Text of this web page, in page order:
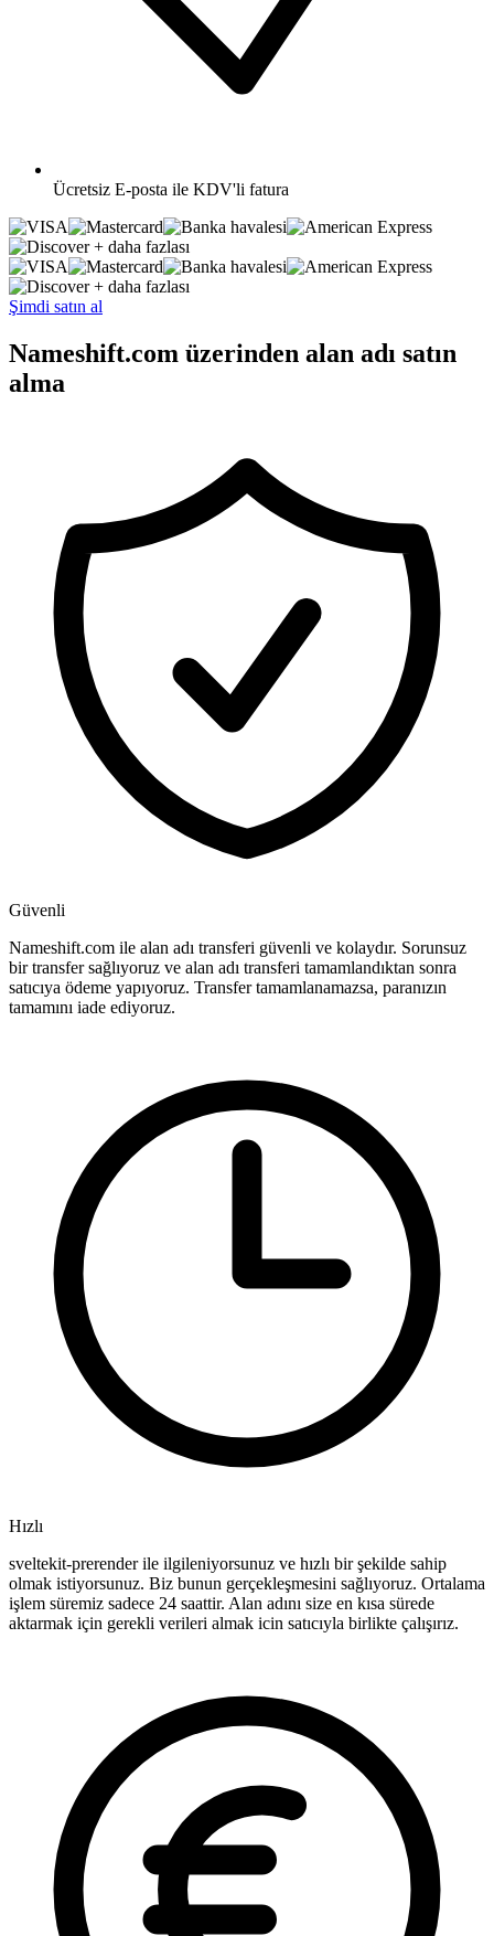
Ücretsiz E-posta ile KDV'li fatura
+ daha fazlası
+ daha fazlası
Şimdi satın al
Nameshift.com üzerinden alan adı satın
alma
Güvenli
Nameshift.com ile alan adı transferi güvenli ve kolaydır. Sorunsuz
bir transfer sağlıyoruz ve alan adı transferi tamamlandıktan sonra
satıcıya ödeme yapıyoruz. Transfer tamamlanamazsa, paranızın
tamamını iade ediyoruz.
Hızlı
sveltekit-prerender ile ilgileniyorsunuz ve hızlı bir şekilde sahip
olmak istiyorsunuz. Biz bunun gerçekleşmesini sağlıyoruz. Ortalama
işlem süremiz sadece 24 saattir. Alan adını size en kısa sürede
aktarmak için gerekli verileri almak icin satıcıyla birlikte çalışırız.